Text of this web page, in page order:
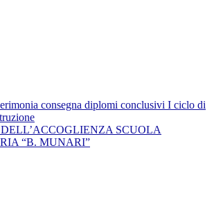
consegna diplomi conclusivi I ciclo di
SCUOLA
“B. MUNARI”